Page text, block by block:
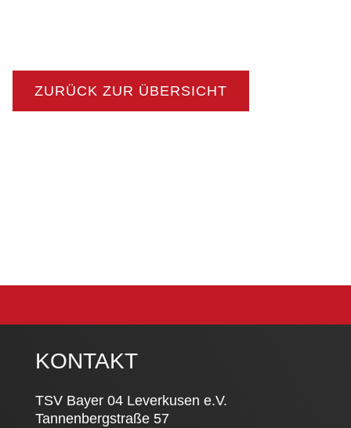
ZURÜCK ZUR ÜBERSICHT
KONTAKT
TSV Bayer 04 Leverkusen e.V.
Tannenbergstraße 57